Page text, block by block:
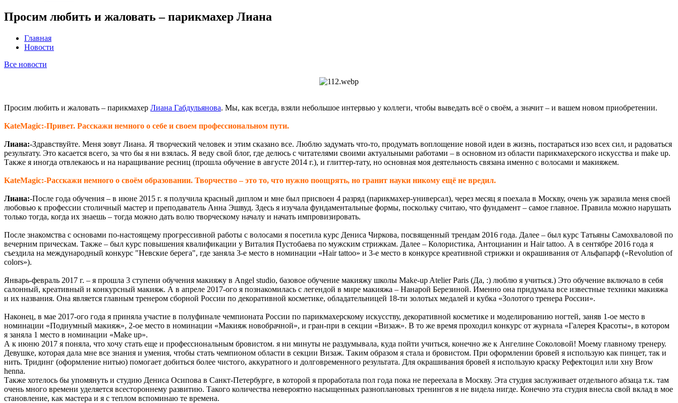
Просим любить и жаловать – парикмахер Лиана
Главная
Новости
Все новости
Просим любить и жаловать – парикмахер Лиана Габдульянова. Мы, как всегда, взяли небольшое интервью у коллеги, чтобы выведать всё о своём, а значит – и вашем новом приобретении.
KateMagic:-Привет. Расскажи немного о себе и своем профессиональном пути.
Лиана:-Здравствуйте. Меня зовут Лиана. Я творческий человек и этим сказано все. Люблю задумать что-то, продумать воплощение новой идеи в жизнь, постараться изо всех сил, и радоваться
результату. Это касается всего, за что бы я ни взялась. Я веду свой блог, где делюсь с читателями своими актуальными работами – в основном из области парикмахерского искусства и make up.
Также я иногда отвлекаюсь и на наращивание ресниц (прошла обучение в августе 2014 г.), и глиттер-тату, но основная моя деятельность связана именно с волосами и макияжем.
KateMagic:-Расскажи немного о своём образовании. Творчество – это то, что нужно поощрять, но гранит науки никому ещё не вредил.
Лиана:-После года обучения – в июне 2015 г. я получила красный диплом и мне был присвоен 4 разряд (парикмахер-универсал), через месяц я поехала в Москву, очень уж заразила меня своей
любовью к профессии столичный мастер и преподаватель Анна Эшвуд. Здесь я изучала фундаментальные формы, поскольку считаю, что фундамент – самое главное. Правила можно нарушать
только тогда, когда их знаешь – тогда можно дать волю творческому началу и начать импровизировать.
После знакомства с основами по-настоящему прогрессивной работы с волосами я посетила курс Дениса Чиркова, посвященный трендам 2016 года. Далее – был курс Татьяны Самохваловой по
вечерним прическам. Также – был курс повышения квалификации у Виталия Пустобаева по мужским стрижкам. Далее – Колористика, Антоцианин и Hair tattoo. А в сентябре 2016 года я
съездила на международный конкурс "Невские берега", где заняла 3-е место в номинации «Hair tattoo» и 3-е место в конкурсе креативной стрижки и окрашивания от Альфапарф («Revolution of
colors»).
Январь-февраль 2017 г. – я прошла 3 ступени обучения макияжу в Angel studio, базовое обучение макияжу школы Make-up Atelier Paris (Да, :) люблю я учиться.) Это обучение включало в себя
салонный, креативный и конкурсный макияж. А в апреле 2017-ого я познакомилась с легендой в мире макияжа – Нанарой Березиной. Именно она придумала все известные техники макияжа
и их названия. Она является главным тренером сборной России по декоративной косметике, обладательницей 18-ти золотых медалей и кубка «Золотого тренера России».
Наконец, в мае 2017-ого года я приняла участие в полуфинале чемпионата России по парикмахерскому искусству, декоративной косметике и моделированию ногтей, заняв 1-ое место в
номинации «Подиумный макияж», 2-ое место в номинации «Макияж новобрачной», и гран-при в секции «Визаж». В то же время проходил конкурс от журнала «Галерея Красоты», в котором
я заняла 1 место в номинации «Make up».
А к июню 2017 я поняла, что хочу стать еще и профессиональным бровистом. я ни минуты не раздумывала, куда пойти учиться, конечно же к Ангелине Соколовой! Моему главному тренеру.
Девушке, которая дала мне все знания и умения, чтобы стать чемпионом области в секции Визаж. Таким образом я стала и бровистом. При оформлении бровей я использую как пинцет, так и
нить. Тридинг (оформление нитью) помогает добиться более чистого, аккуратного и долговременного результата. Для окрашивания бровей я использую краску Рефектоцил или хну Brow
henna.
Также хотелось бы упомянуть и студию Дениса Осипова в Санкт-Петербурге, в которой я проработала пол года пока не переехала в Москву. Эта студия заслуживает отдельного абзаца т.к. там
очень много времени уделяется всестороннему развитию. Такого количества невероятно насыщенных разноплановых тренингов я не видела нигде. Конечно эта студия внесла свой вклад в мое
становление, как мастера и я с теплом вспоминаю те времена.